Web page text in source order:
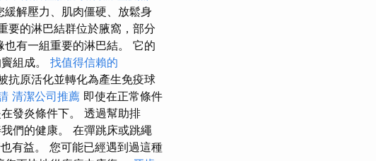
解壓力、肌肉僵硬、放鬆身
要的淋巴結群位於腋窩，部分
有一組重要的淋巴結。 它的
組成。 找值得信賴的
抗原活化並轉化為產生免疫球
清潔公司推薦 即使在正常條件
發炎條件下。 透過幫助排
們的健康。 在彈跳床或跳繩
有益。 您可能已經遇到過這種